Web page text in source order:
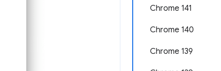
Chrome 141
Chrome 140
Chrome 139